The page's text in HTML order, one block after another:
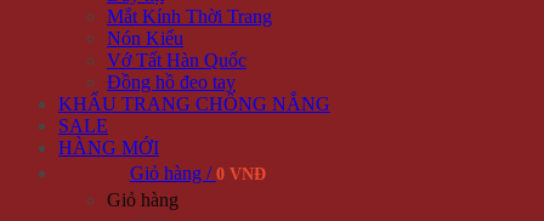
Mắt Kính Thời Trang
Nón Kiểu
Vớ Tất Hàn Quốc
Đồng hồ đeo tay
KHẨU TRANG CHỐNG NẮNG
SALE
HÀNG MỚI
Giỏ hàng / 0 VNĐ
Giỏ hàng